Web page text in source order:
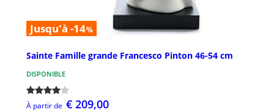
Jusqu'à -14%
Sainte Famille grande Francesco Pinton 46-54 cm
DISPONIBLE
À partir de € 209,00